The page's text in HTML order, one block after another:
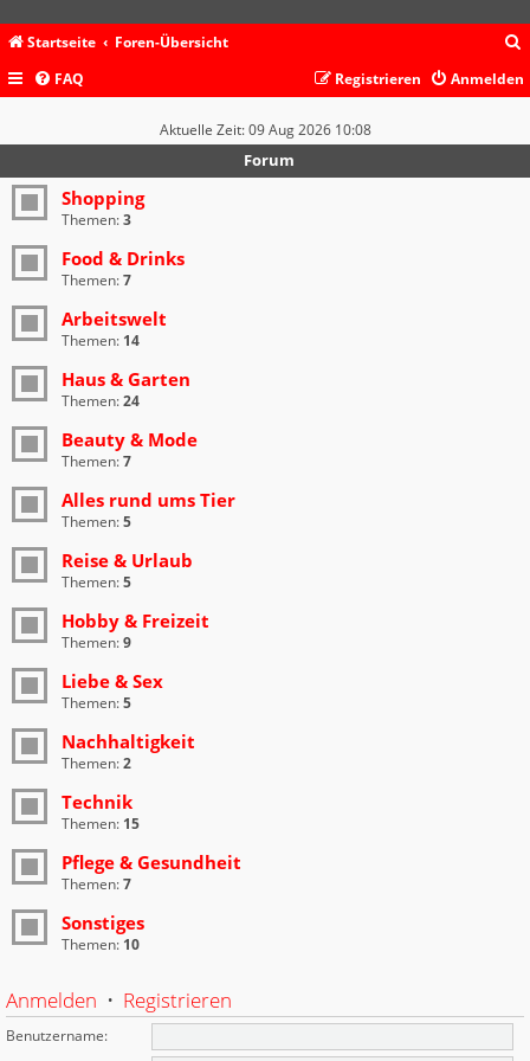
Startseite Foren-Übersicht
c
FAQ Anmelden
Registrieren
Aktuelle Zeit: 09 Aug 2026 10:08
Forum
Shopping
Themen:3
Food & Drinks
Themen:7
Arbeitswelt
Themen: 14
Haus & Garten
Themen:24
Beauty & Mode
Themen:7
Alles rund ums Tier
Themen:5
Reise & Urlaub
Themen:5
Hobby & Freizeit
Themen:9
Liebe & Sex
Themen:5
Nachhaltigkeit
Themen:2
Technik
Themen: 15
Pflege & Gesundheit
Themen:7
Sonstiges
Themen: 10
Anmelden • Registrieren
Benutzername: